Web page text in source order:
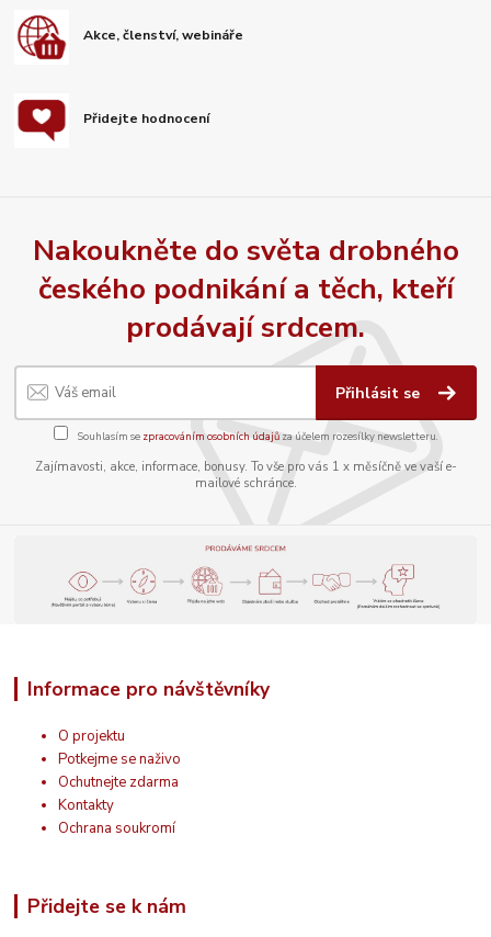
Akce, členství, webináře
Přidejte hodnocení
Nakoukněte do světa drobného
českého podnikání a těch, kteří
prodávají srdcem.
Přihlásit se
Souhlasím se zpracováním osobních údajůza účelem rozesílky newsletteru.
Zajímavosti, akce, informace, bonusy. To vše pro vás 1 x měsíčně ve vaší e-
mailové schránce.
Informace pro návštěvníky
O projektu
Potkejme se naživo
Ochutnejte zdarma
Kontakty
Ochrana soukromí
Přidejte se k nám